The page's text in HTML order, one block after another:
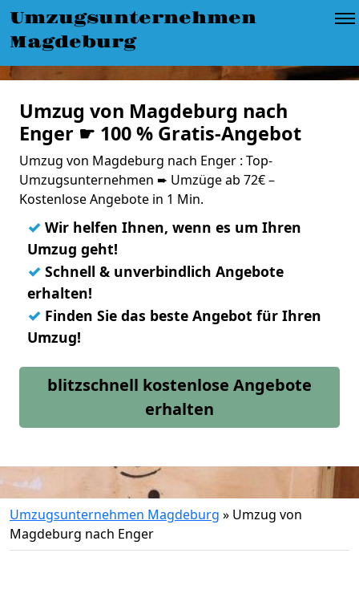
Umzugsunternehmen
Magdeburg
Umzug von Magdeburg nach
Enger ☛ 100 % Gratis-Angebot
Umzug von Magdeburg nach Enger : Top-
Umzugsunternehmen ➨ Umzüge ab 72€ –
Kostenlose Angebote in 1 Min.
✓ Wir helfen Ihnen, wenn es um Ihren
Umzug geht!
✓ Schnell & unverbindlich Angebote
erhalten!
✓ Finden Sie das beste Angebot für Ihren
Umzug!
blitzschnell kostenlose Angebote
erhalten
Umzugsunternehmen Magdeburg » Umzug von
Magdeburg nach Enger